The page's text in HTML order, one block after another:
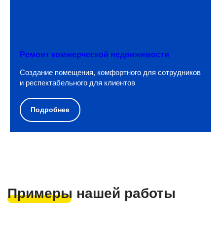
Ремонт коммерческой недвижимости
Создание помещения, комфортного для сотрудников
и респектабельного для клиентов
Подробнее